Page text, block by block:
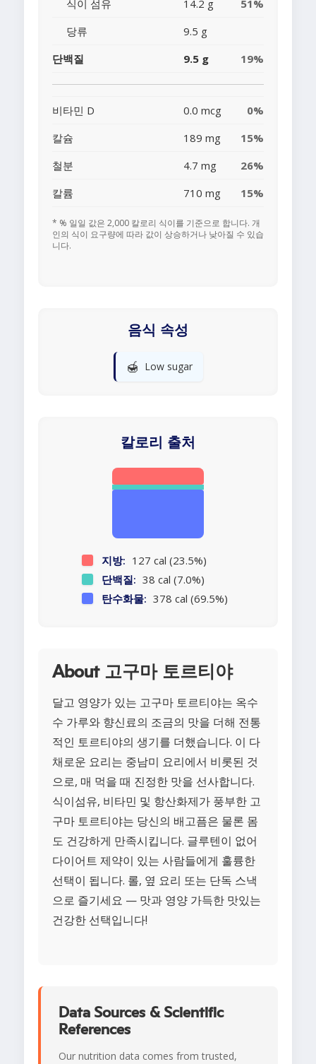
식이 섬유 14.2 g
51%
당류
9.5 g
단백질
9.5 g 19%
비타민 D 0.0 mcg
0%
칼슘
189 mg
15%
철분
4.7 mg
26%
칼륨
710 mg 15%
* % 일일 값은 2,000 칼로리 식이를 기준으로 합니다. 개
인의 식이 요구량에 따라 값이 상승하거나 낮아질 수 있습
니다.
음식 속성
🍯 Low sugar
칼로리 출처
지방: 127 cal (23.5%)
단백질: 38 cal (7.0%)
탄수화물: 378 cal (69.5%)
About 고구마 토르티야
달고 영양가 있는 고구마 토르티야는 옥수
수 가루와 향신료의 조금의 맛을 더해 전통
적인 토르티야의 생기를 더했습니다. 이 다
채로운 요리는 중남미 요리에서 비롯된 것
으로, 매 먹을 때 진정한 맛을 선사합니다.
식이섬유, 비타민 및 항산화제가 풍부한 고
구마 토르티야는 당신의 배고픔은 물론 몸
도 건강하게 만족시킵니다. 글루텐이 없어
다이어트 제약이 있는 사람들에게 훌륭한
선택이 됩니다. 롤, 옆 요리 또는 단독 스낵
으로 즐기세요 — 맛과 영양 가득한 맛있는
건강한 선택입니다!
Data Sources & Scientific
References
Our nutrition data comes from trusted,